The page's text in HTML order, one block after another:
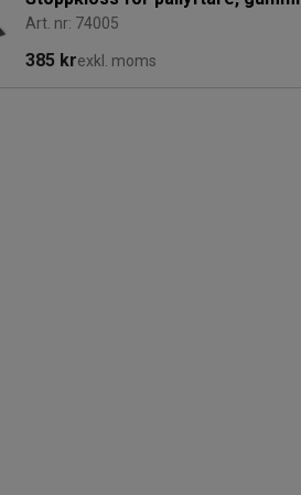
Art. nr: 74005
385 krexkl. moms